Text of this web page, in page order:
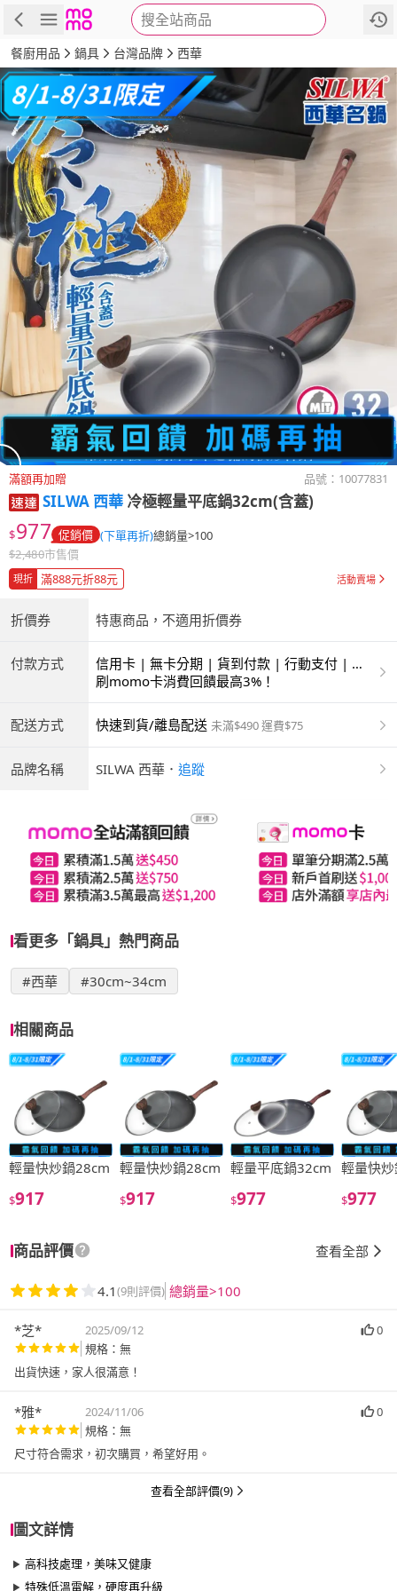
搜全站商品
商品 評價 詳情
餐廚用品 鍋具 台灣品牌 西華
滿額再加贈 品號： 10077831
SILWA 西華 冷極輕量平底鍋32cm(含蓋)
$977 促銷價 (下單再折)總銷量>100
$2,480市售價
現折 滿888元折88元 活動賣場
折價券 特惠商品，不適用折價券
付款方式
信用卡 | 無卡分期 | 貨到付款 | 行動支付 | 超
商付款 | ATM | 銀聯卡
刷momo卡消費回饋最高3%！
配送方式 快速到貨/離島配送 未滿$490 運費$75
品牌名稱 SILWA 西華 ． 追蹤
看更多「鍋具」熱門商品
#西華 #30cm~34cm
相關商品
輕量快炒鍋28cm
$917
輕量快炒鍋28cm
$917
輕量平底鍋32cm
$977
輕量快
$977
商品評價 查看全部
4.1(9則評價) 總銷量>100
*芝* 2025/09/12
0
規格：無
出貨快速，家人很滿意！
*雅* 2024/11/06
0
規格：無
尺寸符合需求，初次購買，希望好用。
查看全部評價(9)
圖文詳情
高科技處理，美味又健康
特殊低溫電解，硬度再升級